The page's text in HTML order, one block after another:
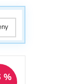
%